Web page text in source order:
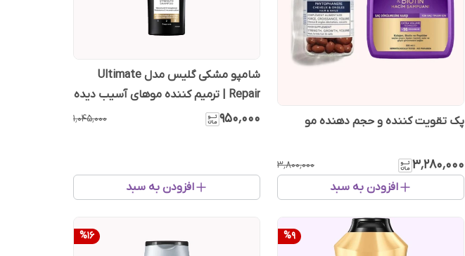
پک تقویت کننده و حجم دهنده مو
۳٬۲۸۰٬۰۰۰ ۳٬۸۰۰٬۰۰۰
افزودن به سبد
شامپو مشکی گلیس مدل Ultimate
Repair | ترمیم کننده موهای آسیب دیده
۹۵۰٬۰۰۰ ۱٬۰۴۵٬۰۰۰
افزودن به سبد
%9
%16